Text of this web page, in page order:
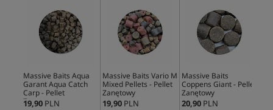
Massive Baits Aqua
Garant Aqua Catch
Carp - Pellet
Zanętowy
19,90 PLN
Massive Baits Vario M
Mixed Pellets - Pellet
Zanętowy
19,90 PLN
Massive Baits
Coppens Giant - Pellet
Zanętowy
20,90 PLN